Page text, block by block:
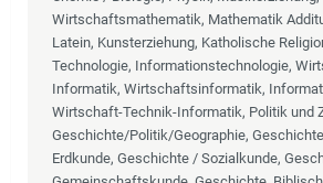
Wirtschaftsmathematik, Mathematik
Latein, Kunsterziehung, Katholische
Technologie, Informationstechnologie,
Informatik, Wirtschaftsinformatik,
Wirtschaft-Technik-Informatik, Politik und
Geschichte/Politik/Geographie,
Erdkunde, Geschichte / Sozialkunde,